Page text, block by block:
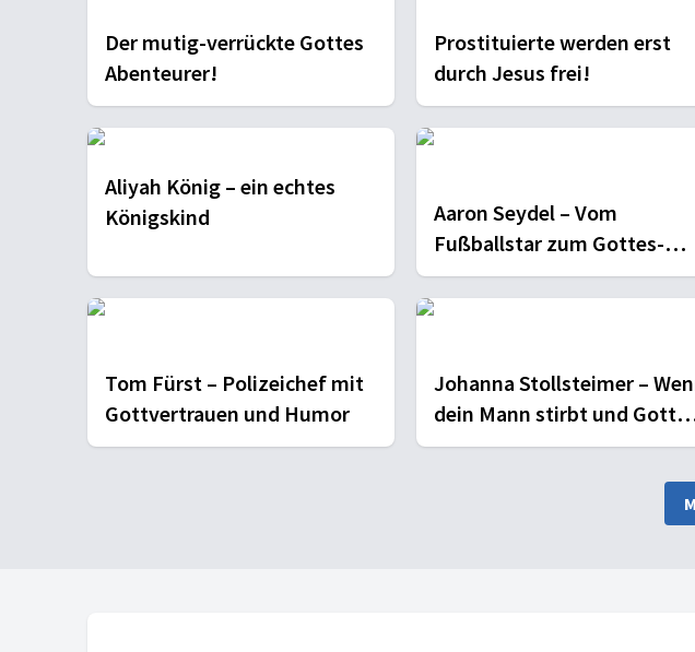
Der mutig-verrückte Gottes
Abenteurer!
Prostituierte werden erst
durch Jesus frei!
Aliyah König – ein echtes
Königskind
Aaron Seydel – Vom
Fußballstar zum Gottes-
Sucher
Tom Fürst – Polizeichef mit
Gottvertrauen und Humor
Johanna Stollsteimer –
dein Mann stirbt und Gott
dein Halt wird